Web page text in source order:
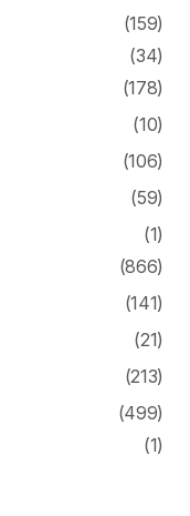
(159)
(34)
(178)
(10)
(106)
(59)
(1)
(866)
(141)
(21)
(213)
(499)
(1)